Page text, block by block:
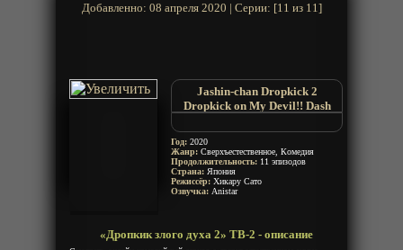
Добавленно: 08 апреля 2020 | Серии: [11 из 11]
Jashin-chan Dropkick 2
Dropkick on My Devil!! Dash
Season
Dropkick on My Devil!! 2nd
Season
Дропкик моего дьявола 2
Дропкик Джашин-чан 2
Неудачница из Ада 2
Год: 2020
Жанр: Сверхъестественное, Комедия
Продолжительность: 11 эпизодов
Страна: Япония
Режиссёр: Хикару Сато
Озвучка: Anistar
«Дропкик злого духа 2» ТВ-2 - описание